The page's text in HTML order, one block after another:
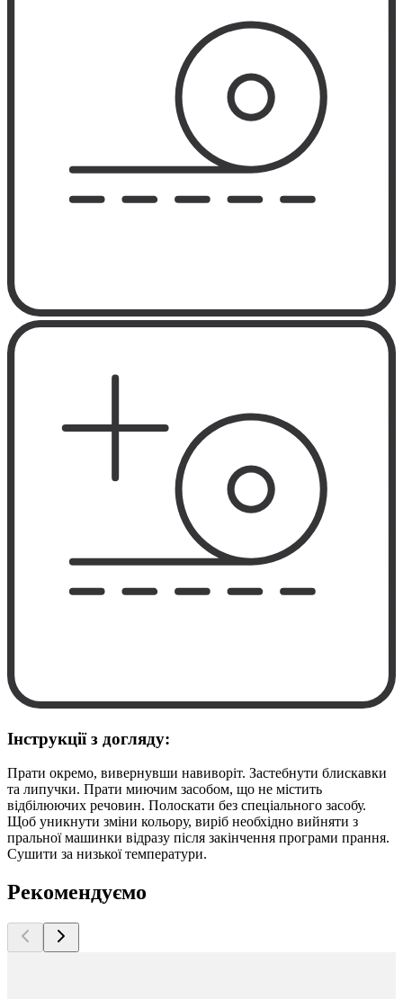
Інструкції з догляду:
Прати окремо, вивернувши навиворіт. Застебнути блискавки
та липучки. Прати миючим засобом, що не містить
відбілюючих речовин. Полоскати без спеціального засобу.
Щоб уникнути зміни кольору, виріб необхідно вийняти з
пральної машинки відразу після закінчення програми прання.
Сушити за низької температури.
Рекомендуємо